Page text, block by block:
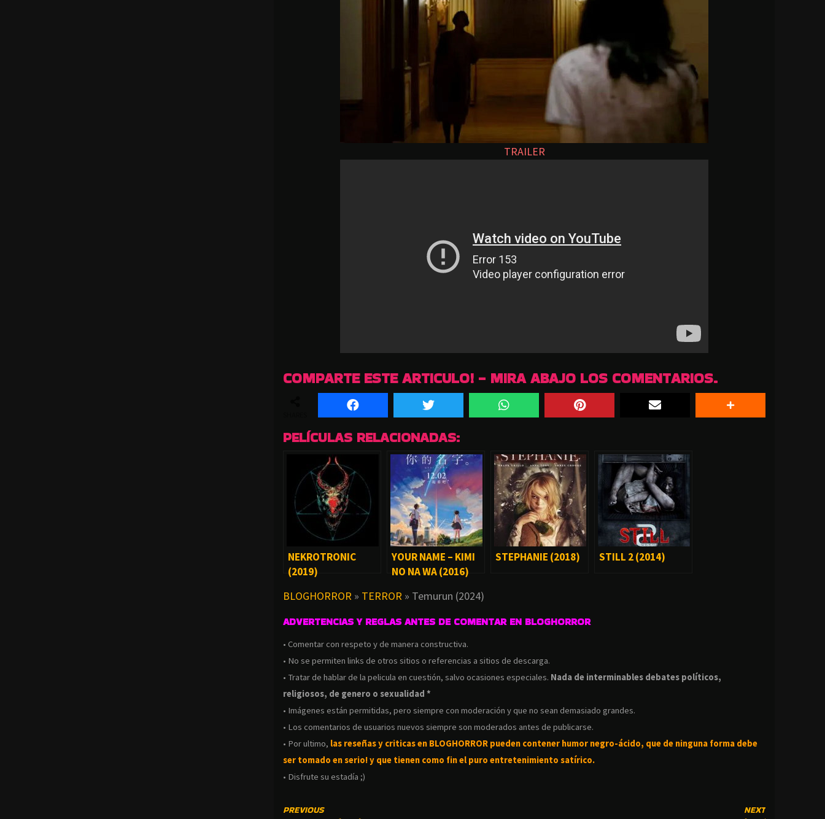
TRAILER
COMPARTE ESTE ARTICULO! - MIRA ABAJO LOS COMENTARIOS.
PELÍCULAS RELACIONADAS:
NEKROTRONIC
(2019)
YOUR NAME – KIMI
NO NA WA (2016)
STEPHANIE (2018) STILL 2 (2014)
BLOGHORROR » TERROR » Temurun (2024)
ADVERTENCIAS Y REGLAS ANTES DE COMENTAR EN BLOGHORROR
• Comentar con respeto y de manera constructiva.
• No se permiten links de otros sitios o referencias a sitios de descarga.
• Tratar de hablar de la pelicula en cuestión, salvo ocasiones especiales. Nada de interminables debates políticos,
religiosos, de genero o sexualidad *
• Imágenes están permitidas, pero siempre con moderación y que no sean demasiado grandes.
• Los comentarios de usuarios nuevos siempre son moderados antes de publicarse.
• Por ultimo, las reseñas y criticas en BLOGHORROR pueden contener humor negro-ácido, que de ninguna forma debe
ser tomado en serio! y que tienen como fin el puro entretenimiento satírico.
• Disfrute su estadía ;)
CONTINUE
PREVIOUS
NEXT